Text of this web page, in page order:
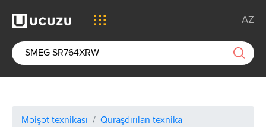
AZ
Məişət texnikası
Quraşdırılan texnika